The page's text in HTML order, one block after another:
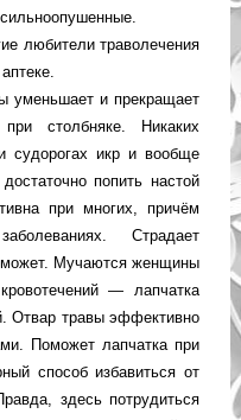
сильноопушенные.
любители траволечения
уменьшает и прекращает
столбняке. Никаких
судорогах икр и вообще
попить настой
при многих, причём
Страдает
Мучаются женщины
— лапчатка
Отвар травы эффективно
Поможет лапчатка при
способ избавиться от
здесь потрудиться